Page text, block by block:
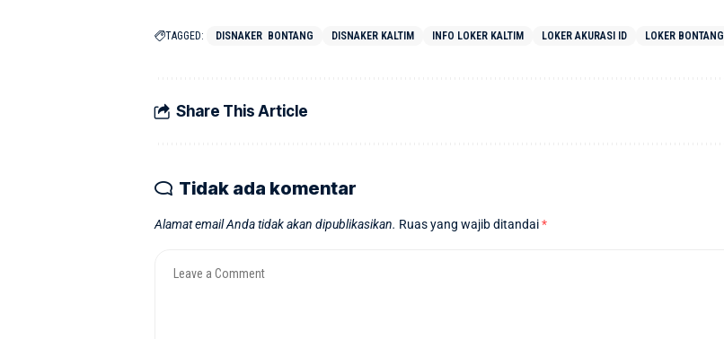
TAGGED: DISNAKER BONTANG DISNAKER KALTIM INFO LOKER KALTIM LOKER AKURASI ID LOKER BONTANG
Share This Article
Tidak ada komentar
Alamat email Anda tidak akan dipublikasikan. Ruas yang wajib ditandai*